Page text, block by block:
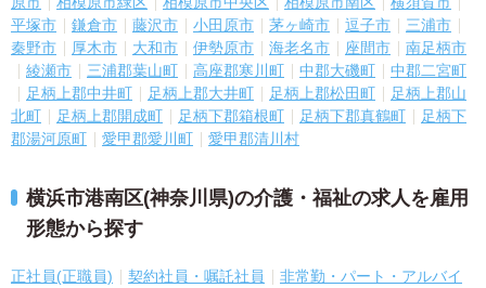
平塚市
鎌倉市 藤沢市 小田原市 茅ヶ崎市 逗子市
三浦市
秦野市
厚木市 大和市 伊勢原市 海老名市 座間市
南足柄市
綾瀬市
三浦郡葉山町 高座郡寒川町 中郡大磯町
中郡二宮町
足柄上郡中井町
足柄上郡大井町 足柄上郡松田町
足柄上郡山
北町
足柄上郡開成町 足柄下郡箱根町 足柄下郡真鶴町
足柄下
郡湯河原町
愛甲郡愛川町 愛甲郡清川村
横浜市港南区(神奈川県)の介護・福祉の求人を雇用
形態から探す
正社員(正職員) 契約社員・嘱託社員
非常勤・パート・アルバイ